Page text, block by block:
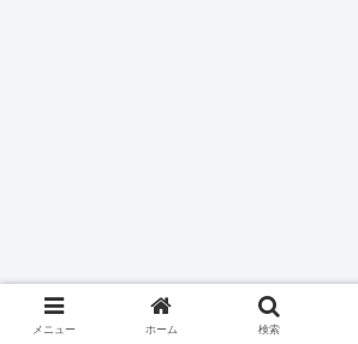
メニュー ホーム 検索